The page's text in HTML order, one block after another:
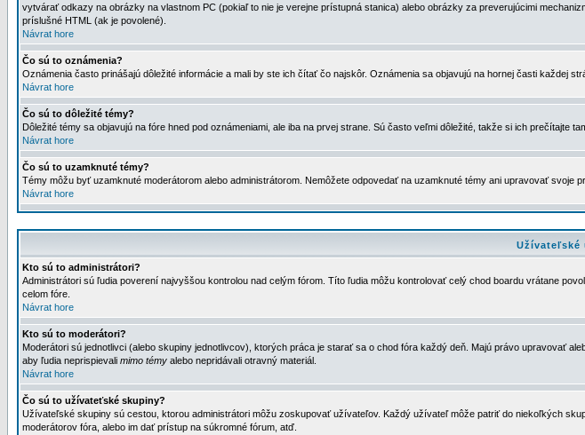
vytvárať odkazy na obrázky na vlastnom PC (pokiaľ to nie je verejne prístupná stanica) alebo obrázky za preverujúcimi
príslušné HTML (ak je povolené).
Návrat hore
Čo sú to oznámenia?
Oznámenia často prinášajú dôležité informácie a mali by ste ich čítať čo najskôr. Oznámenia sa objavujú na hornej časti každej
Návrat hore
Čo sú to dôležité témy?
Dôležité témy sa objavujú na fóre hned pod oznámeniami, ale iba na prvej strane. Sú často veľmi dôležité, takže si ich prečítajte
Návrat hore
Čo sú to uzamknuté témy?
Témy môžu byť uzamknuté moderátorom alebo administrátorom. Nemôžete odpovedať na uzamknuté témy ani upravovať
Návrat hore
Užívateľské
Kto sú to administrátori?
Administrátori sú ľudia poverení najvyššou kontrolou nad celým fórom. Títo ľudia môžu kontrolovať celý chod boardu vrátane
celom fóre.
Návrat hore
Kto sú to moderátori?
Moderátori sú jednotlivci (alebo skupiny jednotlivcov), ktorých práca je starať sa o chod fóra každý deň. Majú právo upravovať
aby ľudia neprispievali mimo témy alebo nepridávali otravný materiál.
Návrat hore
Čo sú to užívateťské skupiny?
Užívateľské skupiny sú cestou, ktorou administrátori môžu zoskupovať užívateľov. Každý užívateľ môže patriť do niekoľkých
moderátorov fóra, alebo im dať prístup na súkromné fórum, atď.